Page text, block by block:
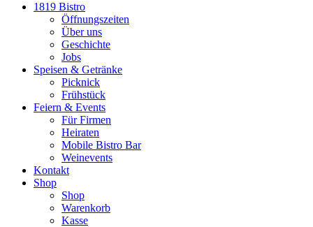
1819 Bistro
Öffnungszeiten
Über uns
Geschichte
Jobs
Speisen & Getränke
Picknick
Frühstück
Feiern & Events
Für Firmen
Heiraten
Mobile Bistro Bar
Weinevents
Kontakt
Shop
Shop
Warenkorb
Kasse